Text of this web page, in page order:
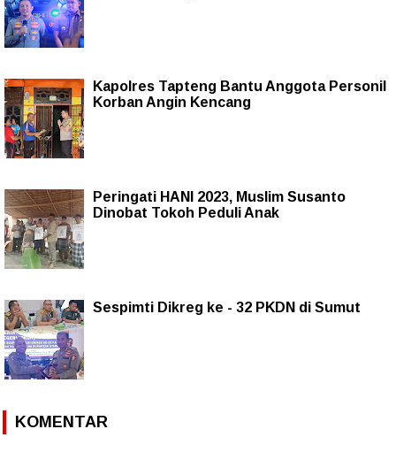
Kapolres Tapteng Bantu Anggota Personil
Korban Angin Kencang
Peringati HANI 2023, Muslim Susanto
Dinobat Tokoh Peduli Anak
Sespimti Dikreg ke - 32 PKDN di Sumut
KOMENTAR